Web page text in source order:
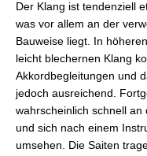
Der Klang ist tendenziell
was vor allem an der
Bauweise liegt. In
leicht blechernen Klang
Akkordbegleitungen und
jedoch ausreichend.
wahrscheinlich schnell
und sich nach einem
umsehen. Die Saiten